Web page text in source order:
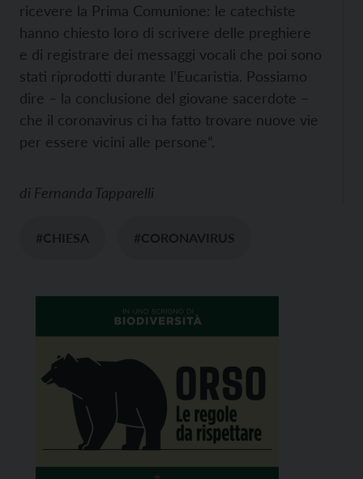
ricevere la Prima Comunione: le catechiste
hanno chiesto loro di scrivere delle preghiere
e di registrare dei messaggi vocali che poi sono
stati riprodotti durante l’Eucaristia. Possiamo
dire – la conclusione del giovane sacerdote –
che il coronavirus ci ha fatto trovare nuove vie
per essere vicini alle persone”.
di Fernanda Tapparelli
#CHIESA #CORONAVIRUS